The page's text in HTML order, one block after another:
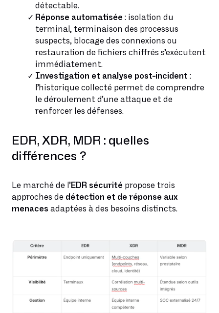
détectable.
Réponse automatisée : isolation du
terminal, terminaison des processus
suspects, blocage des connexions ou
restauration de fichiers chiffrés s’exécutent
immédiatement.
Investigation et analyse post-incident :
l’historique collecté permet de comprendre
le déroulement d’une attaque et de
renforcer les défenses.
EDR, XDR, MDR : quelles
différences ?
Le marché de l’EDR sécurité propose trois
approches de détection et de réponse aux
menaces adaptées à des besoins distincts.